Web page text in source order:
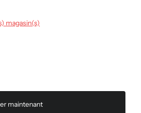
magasin(s)
maintenant